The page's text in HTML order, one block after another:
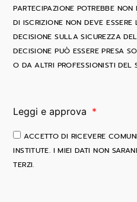
PARTECIPAZIONE POTREBBE
DI ISCRIZIONE NON DEVE
DECISIONE SULLA SICUREZZA
DECISIONE PUÒ ESSERE PRESA
O DA ALTRI PROFESSIONISTI DEL
Leggi e approva
ACCETTO DI RICEVERE
INSTITUTE. I MIEI DATI NON
TERZI.